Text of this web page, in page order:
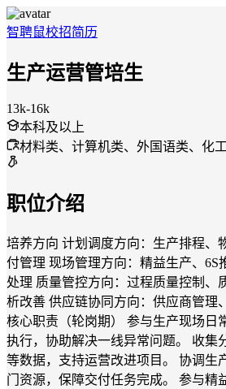
智聘鼠校招简历
生产运营管培生
13k-16k
本科及以上
材料类、计算机类、外国语类、化
职位介绍
培养方向 计划调度方向：生产排程、
付管理 现场管理方向：精益生产、6S
处理 质量管控方向：过程质量控制、
析改善 供应链协同方向：供应商管理
核心职责（轮岗期） 参与生产现场日
执行，协助解决一线异常问题。 收集
等数据，支持运营改进项目。 协调生
门资源，保障交付任务完成。 参与精